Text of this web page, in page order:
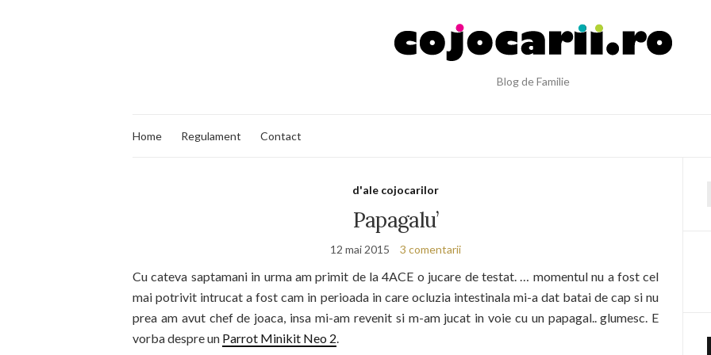
Blog de Familie
Home Regulament Contact
d'ale cojocarilor
Papagalu’
12 mai 2015 3 comentarii
Cu cateva saptamani in urma am primit de la 4ACE o jucare de testat. … momentul nu a fost cel
mai potrivit intrucat a fost cam in perioada in care ocluzia intestinala mi-a dat batai de cap si nu
prea am avut chef de joaca, insa mi-am revenit si m-am jucat in voie cu un papagal.. glumesc. E
vorba despre un Parrot Minikit Neo 2.